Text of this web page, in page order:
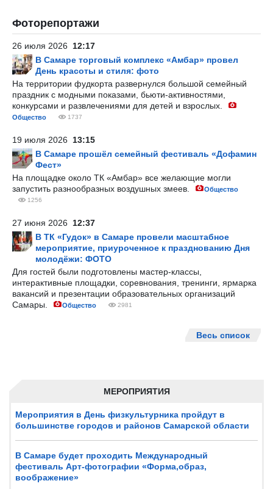
МЕРОПРИЯТИЯ
Мероприятия в День физкультурника пройдут в
большинстве городов и районов Самарской области
В Самаре будет проходить Международный
фестиваль Арт-фотографии «Форма,образ,
воображение»
Фоторепортажи
26 июля 2026 12:17
В Самаре торговый комплекс «Амбар» провел
День красоты и стиля: фото
На территории фудкорта развернулся большой семейный
праздник с модными показами, бьюти-активностями,
конкурсами и развлечениями для детей и взрослых.
Общество 1737
19 июля 2026 13:15
В Самаре прошёл семейный фестиваль «Дофамин
Фест»
На площадке около ТК «Амбар» все желающие могли
запустить разнообразных воздушных змеев.
Общество
1256
27 июня 2026 12:37
В ТК «Гудок» в Самаре провели масштабное
мероприятие, приуроченное к празднованию Дня
молодёжи: ФОТО
Для гостей были подготовлены мастер-классы,
интерактивные площадки, соревнования, тренинги, ярмарка
вакансий и презентации образовательных организаций
Самары.
Общество 2981
Весь список